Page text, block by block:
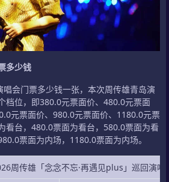
多少钱
会门票多少钱一张，本次周传雄青岛演
档位，即380.0元票面价、480.0元票面
元票面价、980.0元票面价、1180.0元票
看台，480.0票面为看台，580.0票面为看
票面为内场，1180.0票面为内场。
周传雄「念念不忘·再遇见plus」巡回演唱